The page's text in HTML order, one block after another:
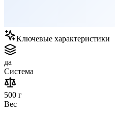
Ключевые характеристики
да
Система
500 г
Вес